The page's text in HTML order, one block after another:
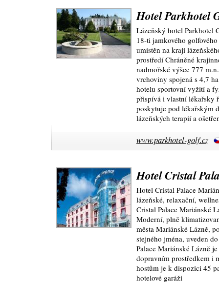
Hotel Parkhotel
Lázeňský hotel Parkhotel
18-ti jamkového
umístěn na kraji
prostředí Chráněné
nadmořské výšce 777
vrchoviny spojená s 4,7
hotelu sportovní vyžití a
přispívá i vlastní lékařsky
poskytuje pod lékařským
lázeňských terapií a
www.parkhotel-golf.cz
Hotel Cristal
Hotel Cristal Palace
lázeňské, relaxační,
Cristal Palace Mariánské
Moderní, plně
města Mariánské Lázně,
stejného jména, uveden
Palace Mariánské Lázně
dopravním prostředkem i
hostům je k dispozici 45
hotelové garáži